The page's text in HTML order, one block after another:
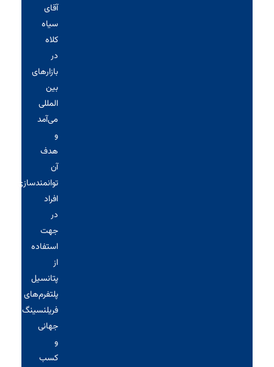
آقای
سیاه‌
کلاه
در
بازارهای
بین
المللی
می‌آمد
و
هدف
آن
توانمندسازی
افراد
در
جهت
استفاده
از
پتانسیل
پلتفرم‌های
فریلنسینگ
جهانی
و
کسب